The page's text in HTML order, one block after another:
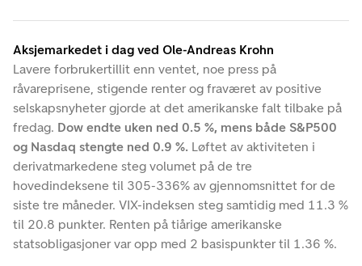
Aksjemarkedet i dag ved Ole-Andreas Krohn
Lavere forbrukertillit enn ventet, noe press på
råvareprisene, stigende renter og fraværet av positive
selskapsnyheter gjorde at det amerikanske falt tilbake på
fredag. Dow endte uken ned 0.5 %, mens både S&P500
og Nasdaq stengte ned 0.9 %. Løftet av aktiviteten i
derivatmarkedene steg volumet på de tre
hovedindeksene til 305-336% av gjennomsnittet for de
siste tre måneder. VIX-indeksen steg samtidig med 11.3 %
til 20.8 punkter. Renten på tiårige amerikanske
statsobligasjoner var opp med 2 basispunkter til 1.36 %.